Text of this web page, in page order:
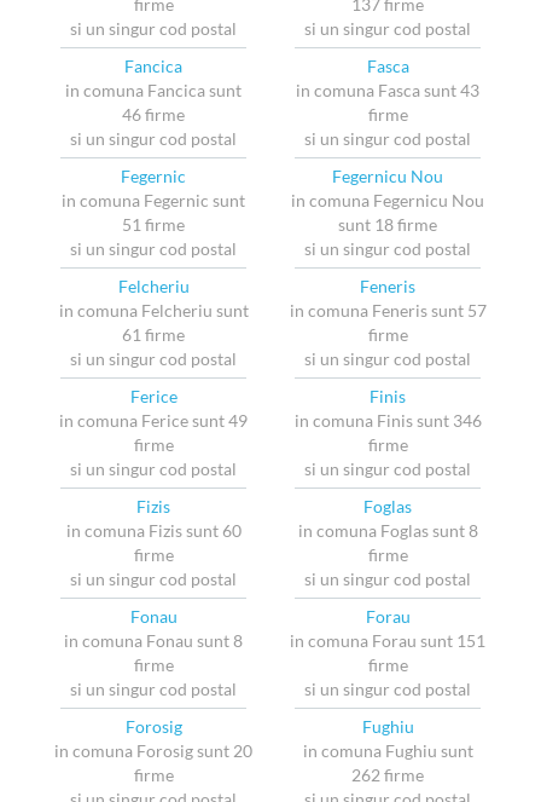
firme
si un singur cod postal
137 firme
si un singur cod postal
Fancica
in comuna Fancica sunt
46 firme
si un singur cod postal
Fasca
in comuna Fasca sunt 43
firme
si un singur cod postal
Fegernic
in comuna Fegernic sunt
51 firme
si un singur cod postal
Fegernicu Nou
in comuna Fegernicu Nou
sunt 18 firme
si un singur cod postal
Felcheriu
in comuna Felcheriu sunt
61 firme
si un singur cod postal
Feneris
in comuna Feneris sunt 57
firme
si un singur cod postal
Ferice
in comuna Ferice sunt 49
firme
si un singur cod postal
Finis
in comuna Finis sunt 346
firme
si un singur cod postal
Fizis
in comuna Fizis sunt 60
firme
si un singur cod postal
Foglas
in comuna Foglas sunt 8
firme
si un singur cod postal
Fonau
in comuna Fonau sunt 8
firme
si un singur cod postal
Forau
in comuna Forau sunt 151
firme
si un singur cod postal
Forosig
in comuna Forosig sunt 20
firme
Fughiu
in comuna Fughiu sunt
262 firme